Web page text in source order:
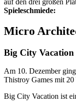
Spieleschmiede:
Micro
Big City Vacation
Am 10. Dezember ging
Thistroy Games mit
Big City Vacation ist